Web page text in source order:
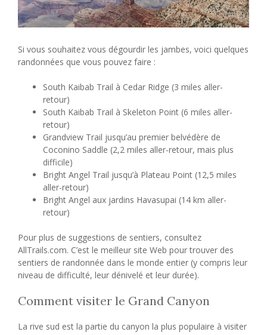
Si vous souhaitez vous dégourdir les jambes, voici quelques
randonnées que vous pouvez faire :
South Kaibab Trail à Cedar Ridge (3 miles aller-
retour)
South Kaibab Trail à Skeleton Point (6 miles aller-
retour)
Grandview Trail jusqu’au premier belvédère de
Coconino Saddle (2,2 miles aller-retour, mais plus
difficile)
Bright Angel Trail jusqu’à Plateau Point (12,5 miles
aller-retour)
Bright Angel aux jardins Havasupai (14 km aller-
retour)
Pour plus de suggestions de sentiers, consultez
AllTrails.com. C’est le meilleur site Web pour trouver des
sentiers de randonnée dans le monde entier (y compris leur
niveau de difficulté, leur dénivelé et leur durée).
Comment visiter le Grand Canyon
La rive sud est la partie du canyon la plus populaire à visiter